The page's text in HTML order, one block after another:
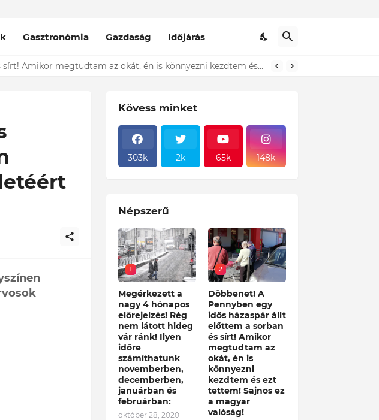
Gasztronómia Gazdaság Időjárás
el, kinek a karjában kötött ki...ÍME
Kövess minket
303k 2k 65k 148k
Népszerű
1
Megérkezett a
nagy 4 hónapos
előrejelzés! Rég
nem látott hideg
vár ránk! Ilyen
időre
számíthatunk
novemberben,
decemberben,
januárban és
februárban:
október 28, 2020
2
Döbbenet! A
Pennyben egy
idős házaspár állt
előttem a sorban
és sírt! Amikor
megtudtam az
okát, én is
könnyezni
kezdtem és ezt
tettem! Sajnos ez
a magyar
valóság!